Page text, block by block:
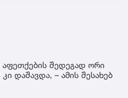
შედეგად ორი
დაშავდა, – ამის შესახებ